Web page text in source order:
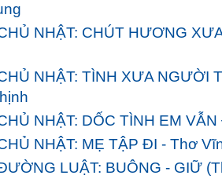
NHẬT: CHÚT HƯƠNG
NHẬT: TÌNH XƯA NGƯỜI
NHẬT: DỐC TÌNH EM
NHẬT: MẸ TẬP ĐI - Thơ
LUẬT: BUÔNG - GIỮ